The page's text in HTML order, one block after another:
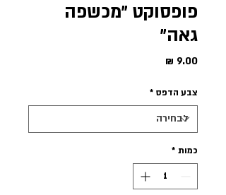
פופסוקט ״מכשפה
גאה״
צבע הדפס *
כמות *